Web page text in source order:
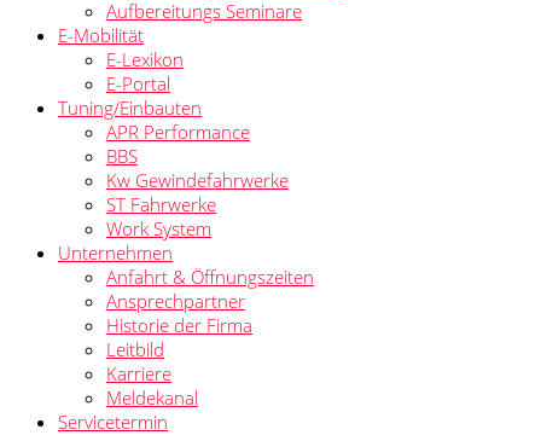
Aufbereitungs Seminare
E-Mobilität
E-Lexikon
E-Portal
Tuning/Einbauten
APR Performance
BBS
Kw Gewindefahrwerke
ST Fahrwerke
Work System
Unternehmen
Anfahrt & Öffnungszeiten
Ansprechpartner
Historie der Firma
Leitbild
Karriere
Meldekanal
Servicetermin